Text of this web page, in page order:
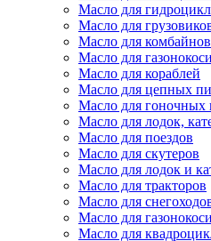
Масло для
Масло для
Масло для комбайнов
Масло для
Масло для кораблей
Масло для цепных
Масло для гоночных
Масло для лодок,
Масло для поездов
Масло для скутеров
Масло для лодок и
Масло для тракторов
Масло для
Масло для
Масло для